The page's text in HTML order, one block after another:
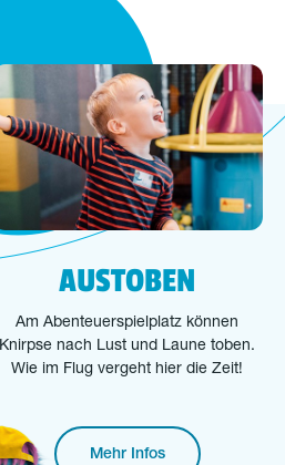
AUSTOBEN
Am Abenteuerspielplatz können
Knirpse nach Lust und Laune toben.
Wie im Flug vergeht hier die Zeit!
Mehr Infos